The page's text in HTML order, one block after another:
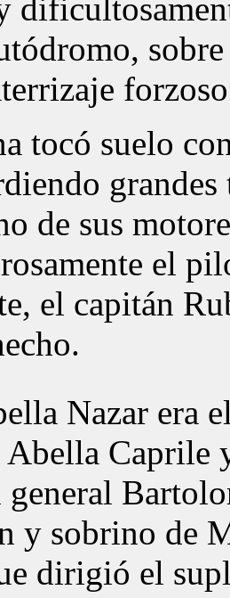
tocó suelo
de sus
el
el capitán
Nazar era
Caprile
y sobrino de
dirigió el